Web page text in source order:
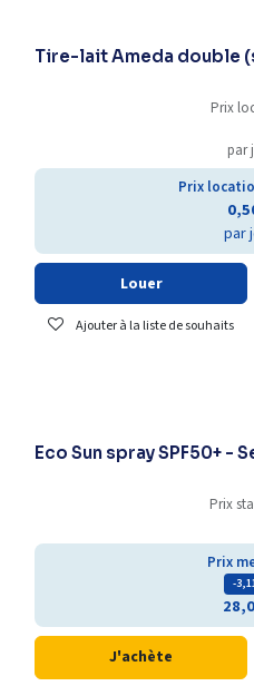
Tire-lait Ameda double
Prix
par
Prix
par
Louer
Ajouter à la liste de souhaits
Eco Sun spray SPF50+ -
Prix
Prix
-
J'achète